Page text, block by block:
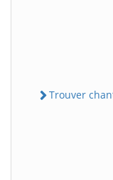
Trouver